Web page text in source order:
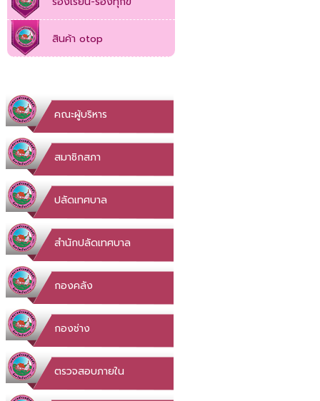
สินค้า otop
คณะผู้บริหาร
สมาชิกสภา
ปลัดเทศบาล
สำนักปลัดเทศบาล
กองคลัง
กองช่าง
ตรวจสอบภายใน